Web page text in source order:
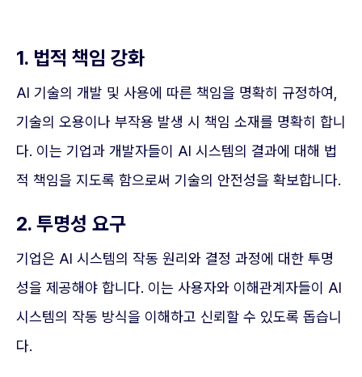
1. 법적 책임 강화
AI 기술의 개발 및 사용에 따른 책임을 명확히 규정하여,
기술의 오용이나 부작용 발생 시 책임 소재를 명확히 합니
다. 이는 기업과 개발자들이 AI 시스템의 결과에 대해 법
적 책임을 지도록 함으로써 기술의 안전성을 확보합니다.
2. 투명성 요구
기업은 AI 시스템의 작동 원리와 결정 과정에 대한 투명
성을 제공해야 합니다. 이는 사용자와 이해관계자들이 AI
시스템의 작동 방식을 이해하고 신뢰할 수 있도록 돕습니
다.